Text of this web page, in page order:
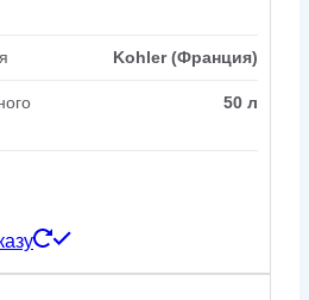
Kohler (Франция)
50 л